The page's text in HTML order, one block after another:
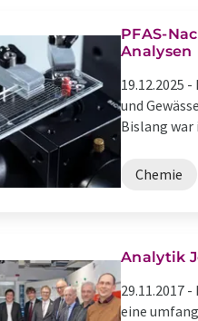
PFAS-
Analysen
19.12.2025 -
und
Bislang
Chemie
Analytik
29.11.2017 -
eine